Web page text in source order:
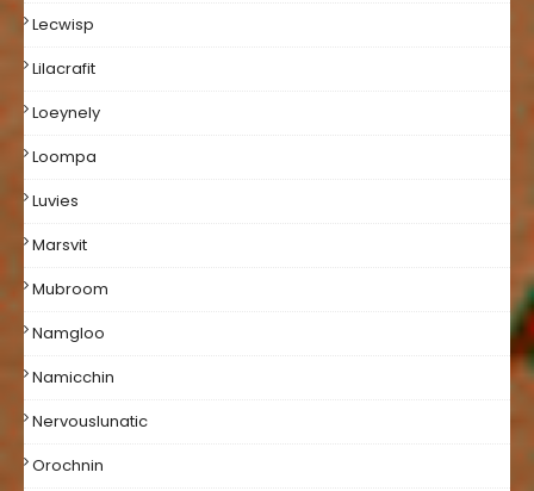
Lecwisp
Lilacrafit
Loeynely
Loompa
Luvies
Marsvit
Mubroom
Namgloo
Namicchin
Nervouslunatic
Orochnin